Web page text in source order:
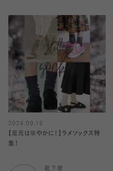
2024.09.16
【足元は華やかに！】ラメソックス特
集！
靴下屋